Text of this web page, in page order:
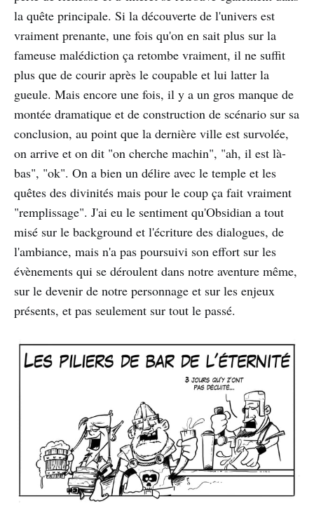
la quête principale. Si la découverte de l'univers est
vraiment prenante, une fois qu'on en sait plus sur la
fameuse malédiction ça retombe vraiment, il ne suffit
plus que de courir après le coupable et lui latter la
gueule. Mais encore une fois, il y a un gros manque de
montée dramatique et de construction de scénario sur sa
conclusion, au point que la dernière ville est survolée,
on arrive et on dit "on cherche machin", "ah, il est là-
bas", "ok". On a bien un délire avec le temple et les
quêtes des divinités mais pour le coup ça fait vraiment
"remplissage". J'ai eu le sentiment qu'Obsidian a tout
misé sur le background et l'écriture des dialogues, de
l'ambiance, mais n'a pas poursuivi son effort sur les
évènements qui se déroulent dans notre aventure même,
sur le devenir de notre personnage et sur les enjeux
présents, et pas seulement sur tout le passé.